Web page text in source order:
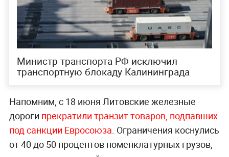
Министр транспорта РФ исключил
транспортную блокаду Калининграда
Напомним, с 18 июня Литовские железные
дороги прекратили транзит товаров, подпавших
под санкции Евросоюза. Ограничения коснулись
от 40 до 50 процентов номенклатурных грузов,